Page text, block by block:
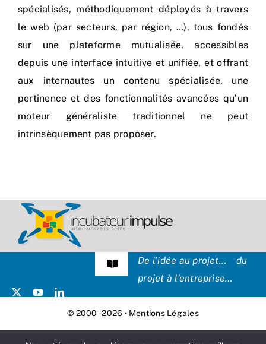
spécialisés, méthodiquement déployés à travers
le web (par secteurs, par région, …), tous fondés
sur une plateforme mutualisée, accessibles
depuis une interface intuitive et unifiée, et offrant
aux internautes un contenu spécialisée, une
pertinence et des fonctionnalités avancées qu’un
moteur généraliste traditionnel ne peut
intrinsèquement pas proposer.
Navigation
Témoignages
De l’idée au projet… du
projet à l’entreprise…
© 2000 - 2026 • Mentions Légales